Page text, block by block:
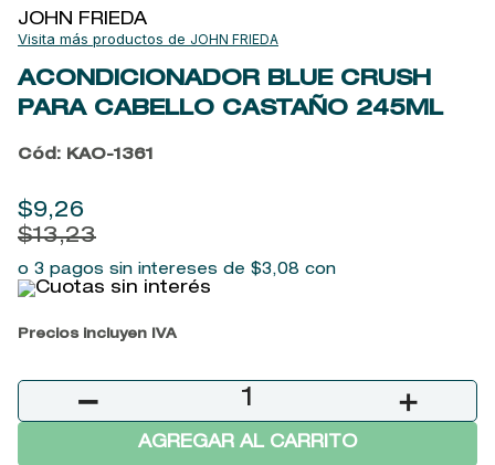
JOHN FRIEDA
JOHN FRIEDA
ACONDICIONADOR BLUE CRUSH
PARA CABELLO CASTAÑO 245ML
Cód : KAO-1361
$9,26
$13,23
o 3 pagos sin intereses de $3,08 con
Precios incluyen IVA
＋
－
AGREGAR AL CARRITO
5.
flowerbomb
6.
woods of windsor
7 .
kool beauty serum
10. john frieda